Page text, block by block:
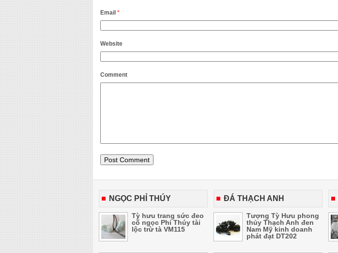
Email *
Website
Comment
NGỌC PHỈ THÚY
Tỳ hưu trang sức đeo
cổ ngọc Phỉ Thúy tài
lộc trừ tà VM115
ĐÁ THẠCH ANH
Tượng Tỳ Hưu phong
thủy Thạch Anh đen
Nam Mỹ kinh doanh
phát đạt DT202